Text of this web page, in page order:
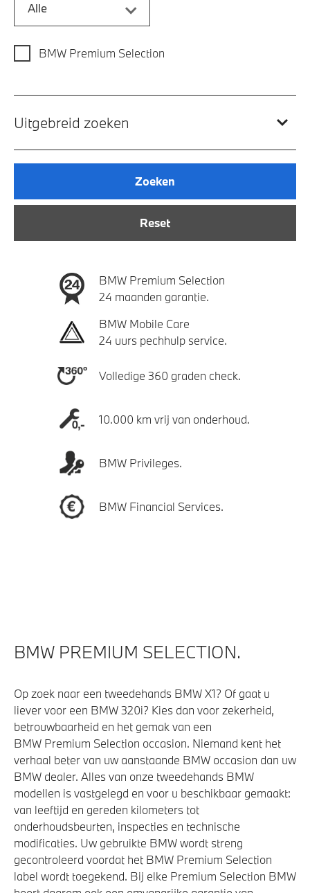
Alle
BMW Premium Selection
Uitgebreid zoeken
Reset
Zoeken
BMW Premium Selection
24 maanden garantie.
BMW Mobile Care
24 uurs pechhulp service.
Volledige 360 graden check.
10.000 km vrij van onderhoud.
BMW Privileges.
BMW Financial Services.
BMW PREMIUM SELECTION.
Op zoek naar een tweedehands BMW X1? Of gaat u
liever voor een BMW 320i? Kies dan voor zekerheid,
betrouwbaarheid en het gemak van een
BMW Premium Selection occasion. Niemand kent het
verhaal beter van uw aanstaande BMW occasion dan uw
BMW dealer. Alles van onze tweedehands BMW
modellen is vastgelegd en voor u beschikbaar gemaakt:
van leeftijd en gereden kilometers tot
onderhoudsbeurten, inspecties en technische
modificaties. Uw gebruikte BMW wordt streng
gecontroleerd voordat het BMW Premium Selection
label wordt toegekend. Bij elke Premium Selection BMW